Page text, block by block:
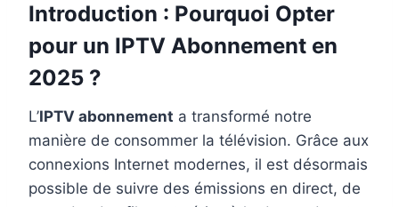
Introduction : Pourquoi Opter
pour un IPTV Abonnement en
2025 ?
L’IPTV abonnement a transformé notre
manière de consommer la télévision. Grâce aux
connexions Internet modernes, il est désormais
possible de suivre des émissions en direct, de